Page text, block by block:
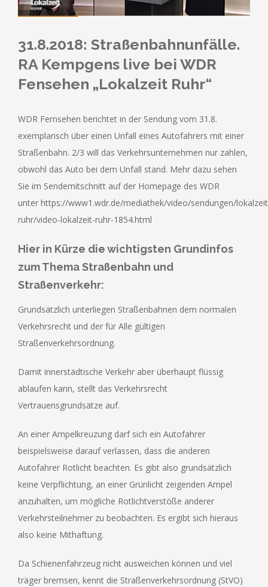
31.8.2018: Straßenbahnunfälle.
RA Kempgens live bei WDR
Fensehen „Lokalzeit Ruhr“
WDR Fernsehen berichtet in der Sendung vom 31.8.
exemplarisch über einen Unfall eines Autofahrers mit einer
Straßenbahn. 2/3 will das Verkehrsunternehmen nur zahlen,
obwohl das Auto bei dem Unfall stand. Mehr dazu sehen
Sie im Sendemitschnitt auf der Homepage des WDR
unter https://www1.wdr.de/mediathek/video/sendungen/
ruhr/video-lokalzeit-ruhr-1854.html
Hier in Kürze die wichtigsten Grundinfos
zum Thema Straßenbahn und
Straßenverkehr:
Grundsätzlich unterliegen Straßenbahnen dem normalen
Verkehrsrecht und der für Alle gültigen
Straßenverkehrsordnung.
Damit innerstädtische Verkehr aber überhaupt flüssig
ablaufen kann, stellt das Verkehrsrecht
Vertrauensgrundsätze auf.
An einer Ampelkreuzung darf sich ein Autofahrer
beispielsweise darauf verlassen, dass die anderen
Autofahrer Rotlicht beachten. Es gibt also grundsätzlich
keine Verpflichtung, an einer Grünlicht zeigenden Ampel
anzuhalten, um mögliche Rotlichtverstöße anderer
Verkehrsteilnehmer zu beobachten. Es ergibt sich hieraus
also keine Mithaftung.
Da Schienenfahrzeug nicht ausweichen können und viel
träger bremsen, kennt die Straßenverkehrsordnung (StVO)